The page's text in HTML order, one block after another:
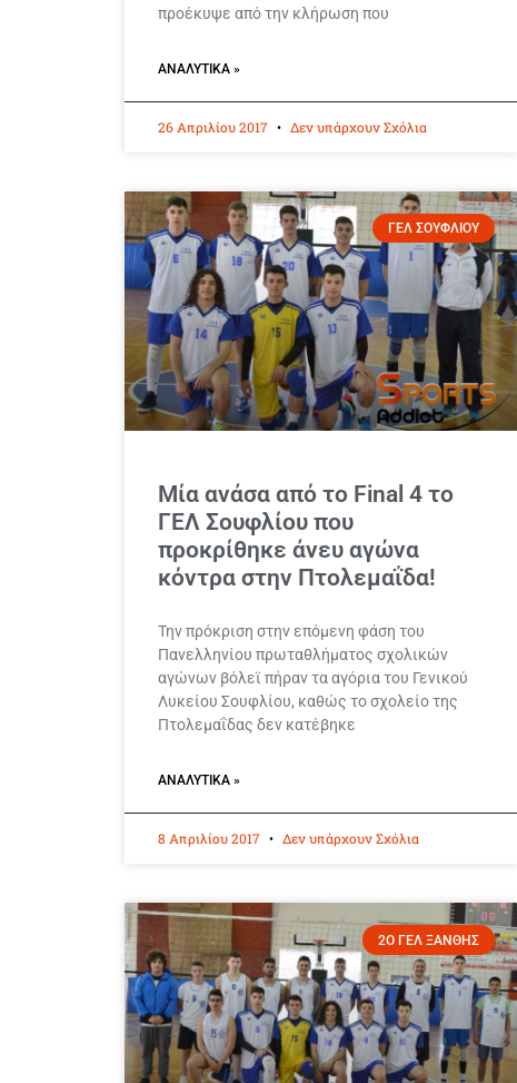
προέκυψε από την κλήρωση που
ΑΝΑΛΥΤΙΚΆ »
26 Απριλίου 2017 Δεν υπάρχουν Σχόλια
ΓΕΛ ΣΟΥΦΛΙΟΥ
Μία ανάσα από το Final 4 το
ΓΕΛ Σουφλίου που
προκρίθηκε άνευ αγώνα
κόντρα στην Πτολεμαΐδα!
Την πρόκριση στην επόμενη φάση του
Πανελληνίου πρωταθλήματος σχολικών
αγώνων βόλεϊ πήραν τα αγόρια του Γενικού
Λυκείου Σουφλίου, καθώς το σχολείο της
Πτολεμαΐδας δεν κατέβηκε
ΑΝΑΛΥΤΙΚΆ »
8 Απριλίου 2017 Δεν υπάρχουν Σχόλια
2Ο ΓΕΛ ΞΑΝΘΗΣ